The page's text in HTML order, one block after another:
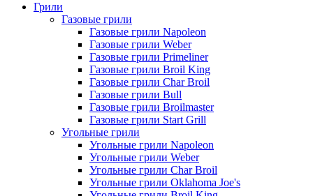
Грили
Газовые грили
Газовые грили Napoleon
Газовые грили Weber
Газовые грили Primeliner
Газовые грили Broil King
Газовые грили Char Broil
Газовые грили Bull
Газовые грили Broilmaster
Газовые грили Start Grill
Угольные грили
Угольные грили Napoleon
Угольные грили Weber
Угольные грили Char Broil
Угольные грили Oklahoma Joe's